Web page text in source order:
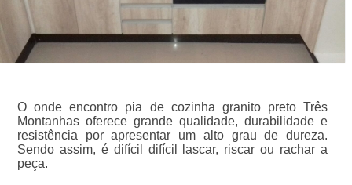
O onde encontro pia de cozinha granito preto Três
Montanhas oferece grande qualidade, durabilidade e
resistência por apresentar um alto grau de dureza.
Sendo assim, é difícil difícil lascar, riscar ou rachar a
peça.